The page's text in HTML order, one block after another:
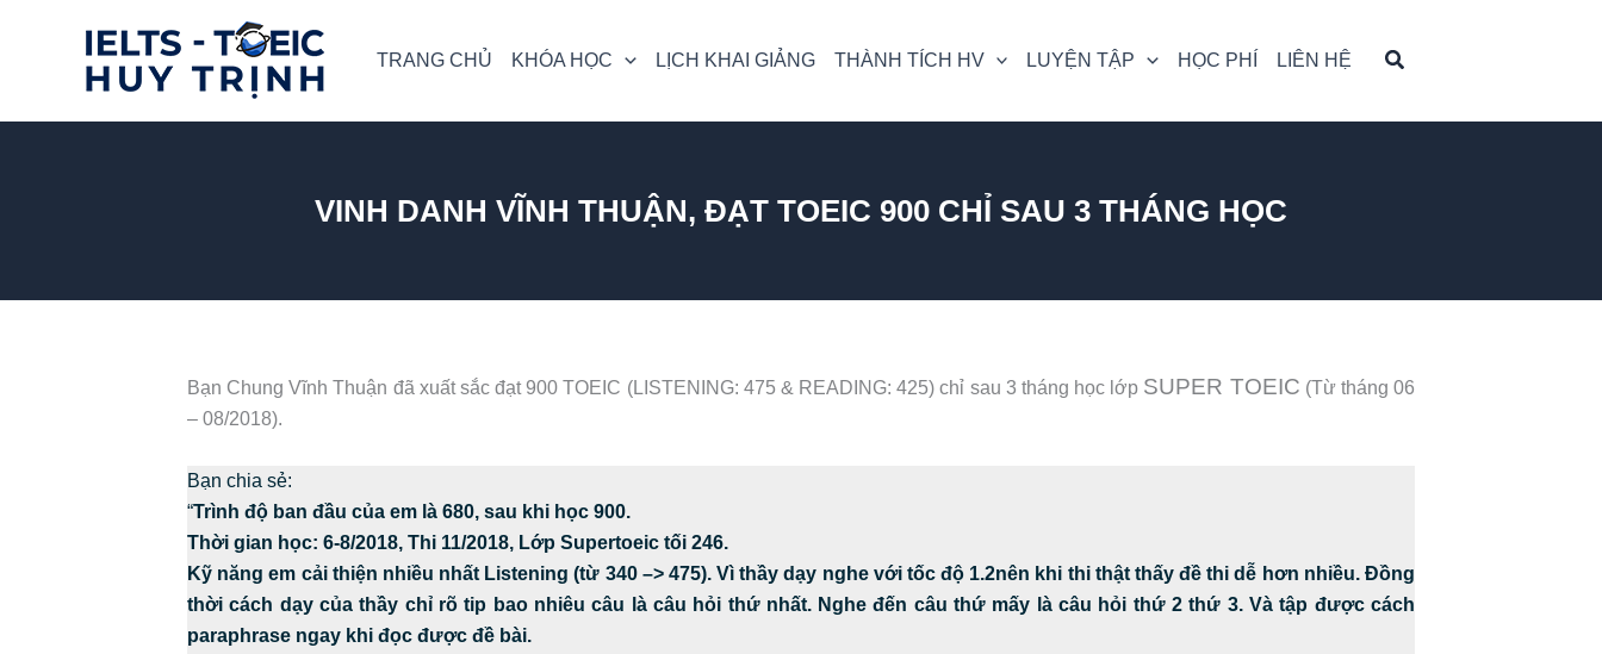
TRANG CHỦ KHÓA HỌC LỊCH KHAI GIẢNG THÀNH TÍCH HV LUYỆN TẬP HỌC PHÍ LIÊN HỆ
VINH DANH VĨNH THUẬN, ĐẠT TOEIC 900 CHỈ SAU 3 THÁNG HỌC
Bạn Chung Vĩnh Thuận đã xuất sắc đạt 900 TOEIC (LISTENING: 475 & READING: 425) chỉ sau 3 tháng học lớp SUPER TOEIC (Từ tháng 06
– 08/2018).
Bạn chia sẻ:
“Trình độ ban đầu của em là 680, sau khi học 900.
Thời gian học: 6-8/2018, Thi 11/2018, Lớp Supertoeic tối 246.
Kỹ năng em cải thiện nhiều nhất Listening (từ 340 –> 475). Vì thầy dạy nghe với tốc độ 1.2nên khi thi thật thấy đề thi dễ hơn nhiều. Đồng
thời cách dạy của thầy chỉ rõ tip bao nhiêu câu là câu hỏi thứ nhất. Nghe đến câu thứ mấy là câu hỏi thứ 2 thứ 3. Và tập được cách
paraphrase ngay khi đọc được đề bài.